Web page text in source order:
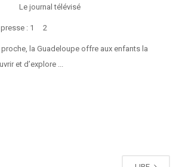
Le journal télévisé
presse : 1 2
la Guadeloupe offre aux enfants la
et d’explore ...